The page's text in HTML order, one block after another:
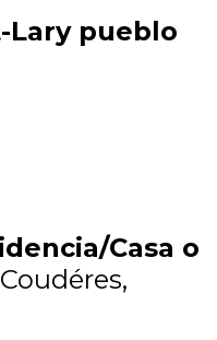
Lary pueblo
Casa o